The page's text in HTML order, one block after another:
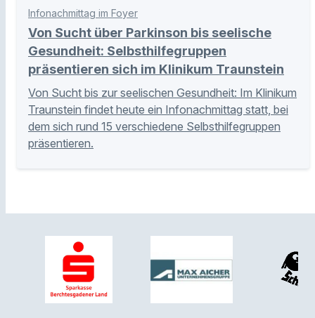
Infonachmittag im Foyer
Von Sucht über Parkinson bis seelische
Gesundheit: Selbsthilfegruppen
präsentieren sich im Klinikum Traunstein
Von Sucht bis zur seelischen Gesundheit: Im Klinikum
Traunstein findet heute ein Infonachmittag statt, bei
dem sich rund 15 verschiedene Selbsthilfegruppen
präsentieren.